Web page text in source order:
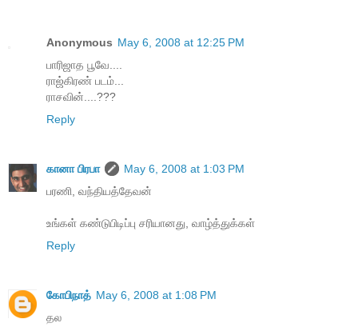
Anonymous May 6, 2008 at 12:25 PM
பாரிஜாத பூவே....
ராஜ்கிரண் படம்...
ராசவின்....???
Reply
கானா பிரபா
May 6, 2008 at 1:03 PM
பரணி, வந்தியத்தேவன்
உங்கள் கண்டுபிடிப்பு சரியானது, வாழ்த்துக்கள்
Reply
கோபிநாத் May 6, 2008 at 1:08 PM
தல